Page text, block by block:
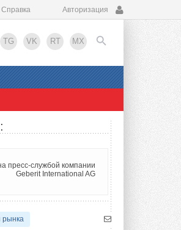
Справка Авторизация
TG VK RT MX
EN
пресс-службой компании
Geberit International AG
рынка